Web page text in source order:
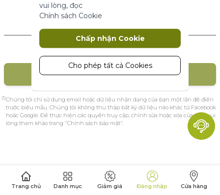
Trang chủ Danh mục Giảm giá Đăng nhập Cửa hàng
Khách hàng mới
TẠO TÀI KHOẢN
(1)Chúng tôi chỉ sử dụng email hoặc dữ liệu nhận dạng của bạn một lần để điền
trước biểu mẫu. Chúng tôi không thu thập bất kỳ dữ liệu nào khác từ Facebook
hoặc Google. Để thực hiện các quyền truy cập, chỉnh sửa hoặc xóa của bạn, vui
lòng tham khảo trang "Chính sách bảo mật".
Cookie tiếp thị được sử dụng để theo
dõi và thu thập các hành động của
khách truy cập trên trang web. Cookie
lưu trữ dữ liệu người dùng và thông tin
cáo nhắm mục tiêu đến nhiều nhóm
đối tượng hơn. Ngoài ra, trải nghiệm
người dùng tùy chỉnh hơn có thể
được cung cấp theo thông tin thu
Phân tích
vui lòng, đọc
Chính sách Cookie
Chấp nhận Cookie
Cho phép tất cả Cookies